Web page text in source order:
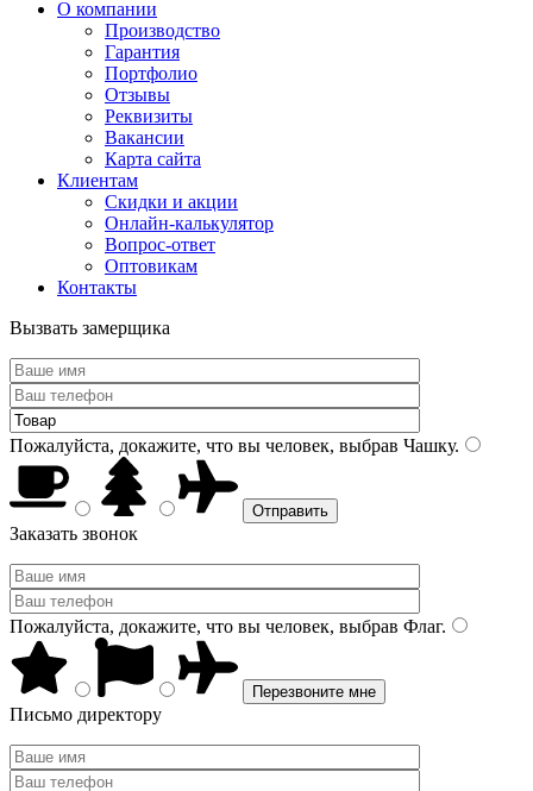
О компании
Производство
Гарантия
Портфолио
Отзывы
Реквизиты
Вакансии
Карта сайта
Клиентам
Скидки и акции
Онлайн-калькулятор
Вопрос-ответ
Оптовикам
Контакты
Вызвать замерщика
Пожалуйста, докажите, что вы человек, выбрав Чашку.
Заказать звонок
Пожалуйста, докажите, что вы человек, выбрав Флаг.
Письмо директору